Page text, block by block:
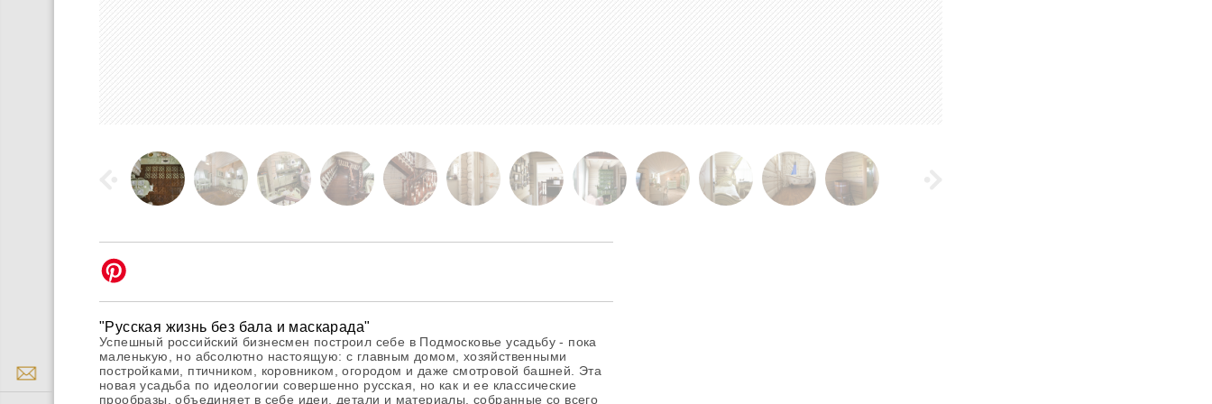
"Русская жизнь без бала и маскарада"
Успешный российский бизнесмен построил себе в Подмосковье усадьбу - пока
маленькую, но абсолютно настоящую: с главным домом, хозяйственными
постройками, птичником, коровником, огородом и даже смотровой башней. Эта
новая усадьба по идеологии совершенно русская, но как и ее классические
прообразы, объединяет в себе идеи, детали и материалы, собранные со всего